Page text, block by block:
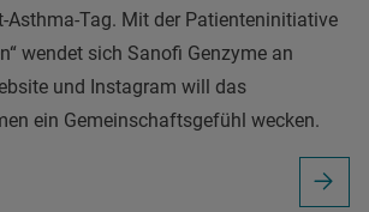
Asthma-Tag. Mit der Patienteninitiative
wendet sich Sanofi Genzyme an
und Instagram will das
ein Gemeinschaftsgefühl wecken.